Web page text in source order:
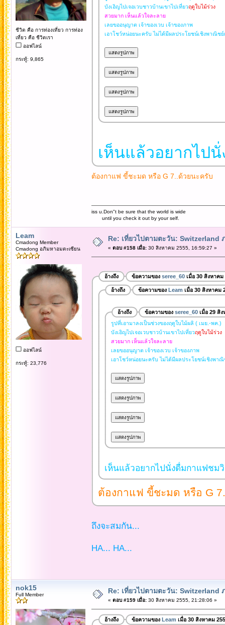
ชีวิต คือ การท่องเที่ยว การท่อง
เที่ยว คือ ชีวิตเรา
ออฟไลน์
กระทู้: 9,865
บังเอิญไปเจอเวบชาวบ้านเขาไปเที่ยวฤดูใบไม้ร่วง
สวยมาก เห็นแล้วใจละลาย
เลยขออนุญาต เจ้าของเวบ เจ้าของภาพ
เอาโชว์หน่อยนะครับ ไม่ได้มีผลประโยชน์เชิงพาณิชย์
เห็นแล้วอยากไป
ต้องกาแฟ ขี้ชะมด หรือ G 7..ด้วยนะครับ
iss u.Don"t be sure that the world is wide
until you check it out by your self.
Leam
Cmadong Member
Cmadong อภิมหาอมตะเซียน
ออฟไลน์
กระทู้: 23,776
Re: เที่ยวไปตามตะวัน: Switzerland
« ตอบ #158 เมื่อ:30 สิงหาคม 2555, 16:59:27 »
อ้างถึง ข้อความของ seree_60เมื่อ 30 สิงหาคม
อ้างถึง ข้อความของ Leam เมื่อ 30 สิงหาคม
อ้างถึง ข้อความของ seree_60เมื่อ 29 สิง
รูปที่เอามาลงเป็นช่วงของฤดูใบไม้ผลิ ( เมย.-พค.)
บังเอิญไปเจอเวบชาวบ้านเขาไปเที่ยวฤดูใบไม้ร่วง
สวยมาก เห็นแล้วใจละลาย
เลยขออนุญาต เจ้าของเวบ เจ้าของภาพ
เอาโชว์หน่อยนะครับ ไม่ได้มีผลประโยชน์เชิงพา
เห็นแล้วอยากไปนั่งดื่มกาแฟชม
ต้องกาแฟ ขี้ชะมด หรือ G
ถึงจะสมกัน...
HA... HA...
nok15
Full Member Re: เที่ยวไปตามตะวัน: Switzerland
« ตอบ #159 เมื่อ:30 สิงหาคม 2555, 21:28:06 »
อ้างถึง ข้อความของ Leam เมื่อ 30 สิงหาคม